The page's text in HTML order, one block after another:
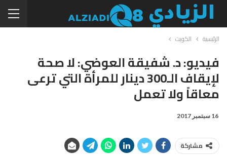
الرئيسية الكويت
فيديو: د. شفيقة العوضي: لا صحة
لإيقاف الـ300 دينار للمرأة التي ترعى
معاقاً ولا تعمل
16 سبتمبر 2017
مشاركة